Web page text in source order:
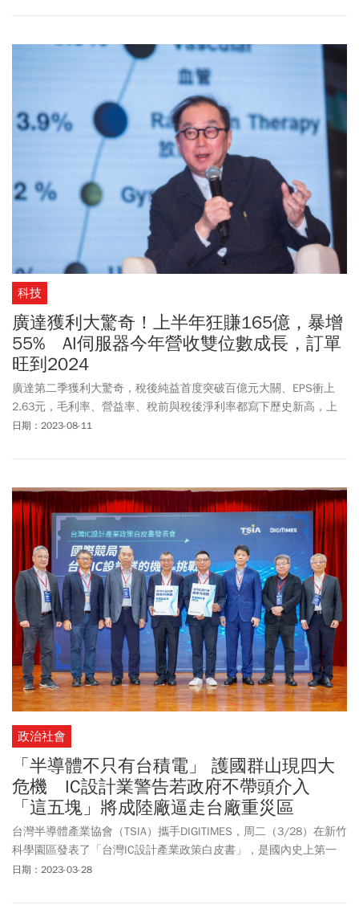
科技
廣達獲利大驚奇！上半年狂賺165億，暴增
55% AI伺服器今年營收雙位數成長，訂單
旺到2024
廣達第二季獲利大驚奇，稅後純益首度突破百億元大關、EPS衝上
2.63元，毛利率、營益率、稅前與稅後淨利率都寫下歷史新高，上
半年則狂賺165.98億元、年增近55％，EPS高達4.31元，是史上最
日期：2023-08-11
政治社會
「半導體不只有台積電」 護國群山現四大
危機 IC設計業警告若政府不帶頭介入
「這五塊」將成陸廠逼走台廠重災區
台灣半導體產業協會（TSIA）攜手DIGITIMES，周二（3/28）在新竹
科學園區發表了「台灣IC設計產業政策白皮書」，是國內史上第一
次由IC設計界發起的政策白皮書。白皮書中指出，台灣IC產業的全球
日期：2023-03-28